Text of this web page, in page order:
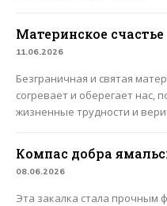
Материнское счастье
11.06.2026
Безграничная и святая
согревает и оберегает нас,
жизненные трудности и
Компас добра
08.06.2026
Эта закалка стала прочным